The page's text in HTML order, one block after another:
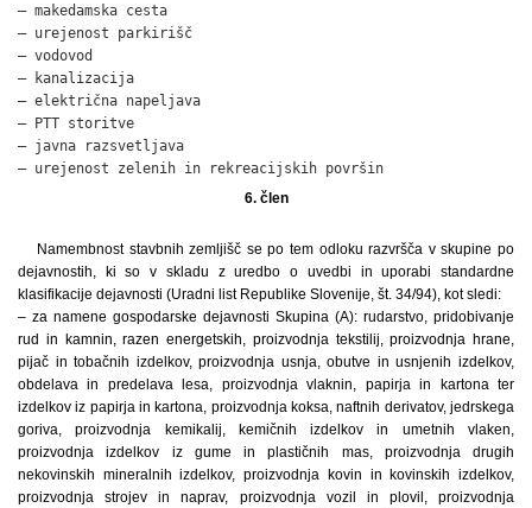
– makedamska cesta
– urejenost parkirišč
– vodovod
– kanalizacija
– električna napeljava
– PTT storitve
– javna razsvetljava
– urejenost zelenih in rekreacijskih površin
6. člen
Namembnost stavbnih zemljišč se po tem odloku razvršča v skupine po
dejavnostih, ki so v skladu z uredbo o uvedbi in uporabi standardne
klasifikacije dejavnosti (Uradni list Republike Slovenije, št. 34/94), kot sledi:
– za namene gospodarske dejavnosti Skupina (A): rudarstvo, pridobivanje
rud in kamnin, razen energetskih, proizvodnja tekstilij, proizvodnja hrane,
pijač in tobačnih izdelkov, proizvodnja usnja, obutve in usnjenih izdelkov,
obdelava in predelava lesa, proizvodnja vlaknin, papirja in kartona ter
izdelkov iz papirja in kartona, proizvodnja koksa, naftnih derivatov, jedrskega
goriva, proizvodnja kemikalij, kemičnih izdelkov in umetnih vlaken,
proizvodnja izdelkov iz gume in plastičnih mas, proizvodnja drugih
nekovinskih mineralnih izdelkov, proizvodnja kovin in kovinskih izdelkov,
proizvodnja strojev in naprav, proizvodnja vozil in plovil, proizvodnja